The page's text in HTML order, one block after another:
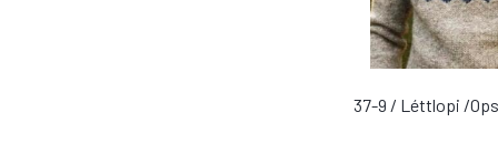
37-9 / Léttlopi /